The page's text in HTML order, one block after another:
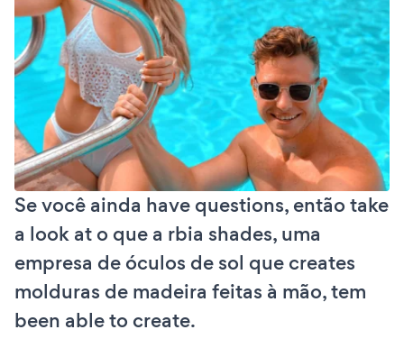
Se você ainda have questions, então take
a look at o que a rbia shades, uma
empresa de óculos de sol que creates
molduras de madeira feitas à mão, tem
been able to create.